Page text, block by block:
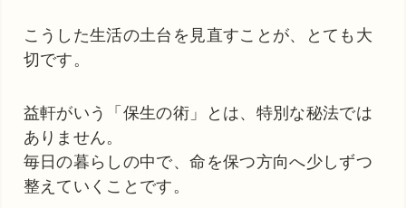
こうした生活の土台を見直すことが、とても大
切です。
益軒がいう「保生の術」とは、特別な秘法では
ありません。
毎日の暮らしの中で、命を保つ方向へ少しずつ
整えていくことです。